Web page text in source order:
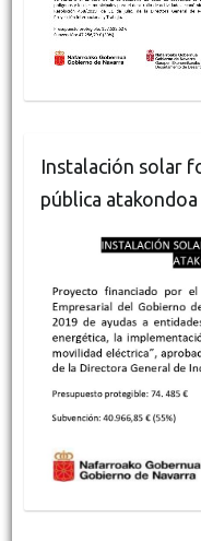
Instalación solar
pública